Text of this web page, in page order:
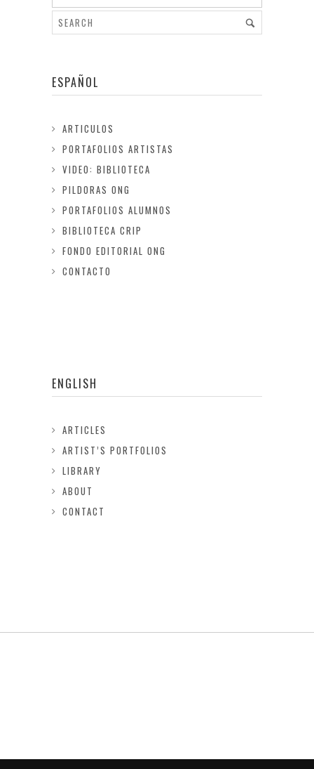
ESPAÑOL
ARTICULOS
PORTAFOLIOS ARTISTAS
VIDEO: BIBLIOTECA
PILDORAS ONG
PORTAFOLIOS ALUMNOS
BIBLIOTECA CRIP
FONDO EDITORIAL ONG
CONTACTO
ENGLISH
ARTICLES
ARTIST’S PORTFOLIOS
LIBRARY
ABOUT
CONTACT